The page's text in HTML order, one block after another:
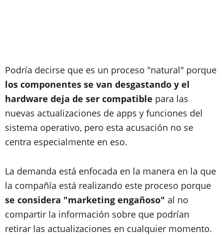
Podría decirse que es un proceso "natural" porque
los componentes se van desgastando y el
hardware deja de ser compatible para las
nuevas actualizaciones de apps y funciones del
sistema operativo, pero esta acusación no se
centra especialmente en eso.
La demanda está enfocada en la manera en la que
la compañía está realizando este proceso porque
se considera "marketing engañoso" al no
compartir la información sobre que podrían
retirar las actualizaciones en cualquier momento.